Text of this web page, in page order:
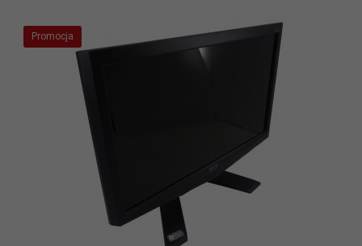
Promocja